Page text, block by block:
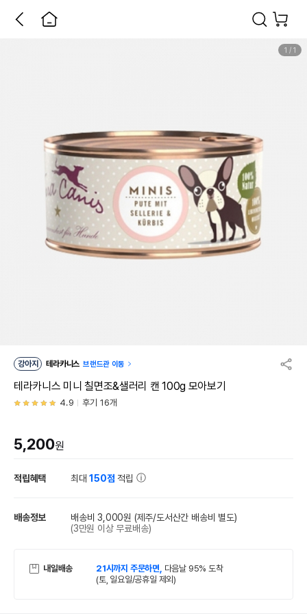
1 / 1
강아지 테라카니스 브랜드관 이동
테라카니스 미니 칠면조&샐러리 캔 100g 모아보기
4.9 후기 16개
5,200원
적립혜택 최대150점 적립
배송정보 배송비 3,000원 (제주/도서산간 배송비 별도)
(3만원 이상 무료배송)
내일배송 21시까지 주문하면, 다음날 95% 도착
(토, 일요일/공휴일 제외)